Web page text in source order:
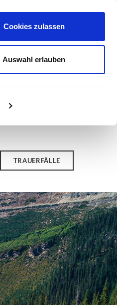
Cookies zulassen
Auswahl erlauben
TRAUERFÄLLE